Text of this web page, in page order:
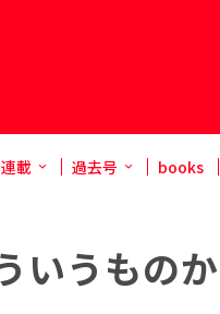
連載 過去号 books
いうものか